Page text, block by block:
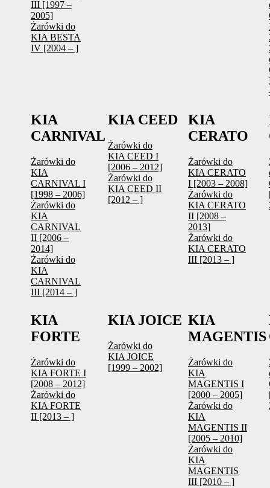
III [1997 –
2005]
Żarówki do
KIA BESTA
IV [2004 – ]
KIA
CARNIVAL
Żarówki do
KIA
CARNIVAL I
[1998 – 2006]
Żarówki do
KIA
CARNIVAL
II [2006 –
2014]
Żarówki do
KIA
CARNIVAL
III [2014 – ]
KIA CEED
Żarówki do
KIA CEED I
[2006 – 2012]
Żarówki do
KIA CEED II
[2012 – ]
KIA
CERATO
Żarówki do
KIA CERATO
I [2003 – 2008]
Żarówki do
KIA CERATO
II [2008 –
2013]
Żarówki do
KIA CERATO
III [2013 – ]
KIA
FORTE
Żarówki do
KIA FORTE I
[2008 – 2012]
Żarówki do
KIA FORTE
II [2013 – ]
KIA JOICE
Żarówki do
KIA JOICE
[1999 – 2002]
KIA
MAGENTIS
Żarówki do
KIA
MAGENTIS I
[2000 – 2005]
Żarówki do
KIA
MAGENTIS II
[2005 – 2010]
Żarówki do
KIA
MAGENTIS
III [2010 – ]